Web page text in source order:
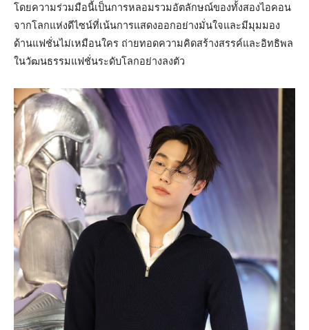
โดยความร่วมมือนี้เป็นการหลอมรวมอัตลักษณ์ของทั้งสองไอคอน
จากโลกแห่งดีไซน์ที่เน้นการแสดงออกอย่างมั่นใจและมีมุมมอง
ด้านแฟชั่นไม่เหมือนใคร ถ่ายทอดความคิดสร้างสรรค์และอิทธิพล
ในวัฒนธรรมแฟชั่นระดับโลกอย่างลงตัว